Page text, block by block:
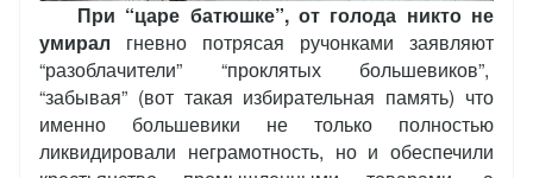
При “царе батюшке”, от голода никто не
умирал гневно потрясая ручонками заявляют
“разоблачители” “проклятых большевиков”,
“забывая” (вот такая избирательная память) что
именно большевики не только полностью
ликвидировали неграмотность, но и обеспечили